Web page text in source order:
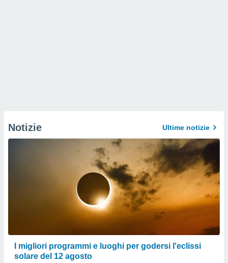
Notizie Ultime notizie
I migliori programmi e luoghi per godersi l'eclissi
solare del 12 agosto